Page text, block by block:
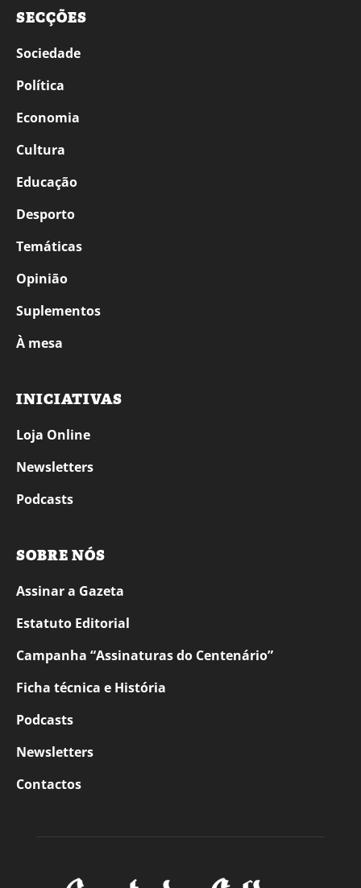
SECÇÕES
Sociedade
Política
Economia
Cultura
Educação
Desporto
Temáticas
Opinião
Suplementos
À mesa
INICIATIVAS
Loja Online
Newsletters
Podcasts
SOBRE NÓS
Assinar a Gazeta
Estatuto Editorial
Campanha “Assinaturas do Centenário”
Ficha técnica e História
Podcasts
Newsletters
Contactos